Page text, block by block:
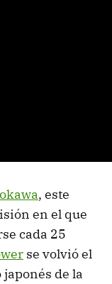
, este
en el que
cada 25
se volvió el
de la